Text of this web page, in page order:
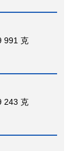
991 克
243 克